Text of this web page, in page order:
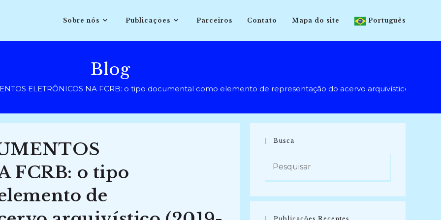
Sobre nós Publicações Parceiros Contato Mapa do site Português
Blog
ELETRÔNICOS NA FCRB: o tipo documental como elemento de representação do acervo arquivístico (2019-
FCRB: o tipo
de
Busca